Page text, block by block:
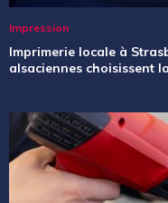
Impression
Imprimerie locale à
alsaciennes choisissent